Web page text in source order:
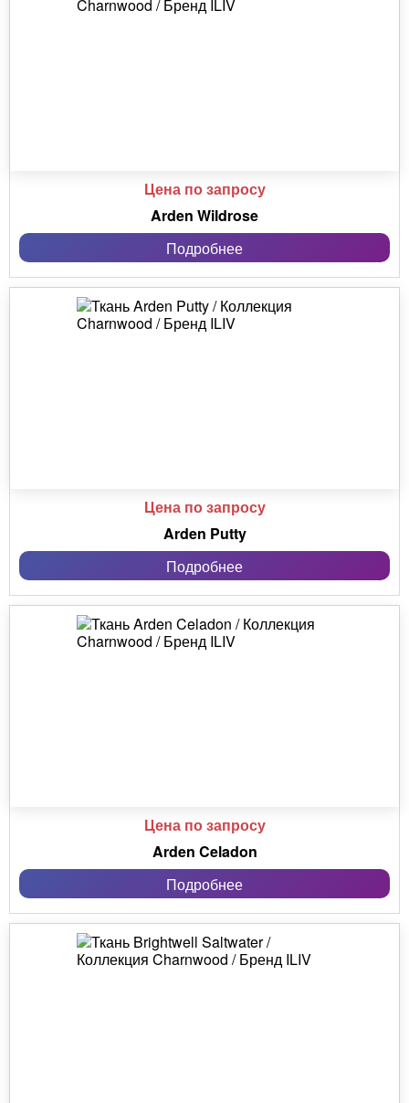
Цена по запросу
Arden Wildrose
Подробнее
Цена по запросу
Arden Putty
Подробнее
Цена по запросу
Arden Celadon
Подробнее